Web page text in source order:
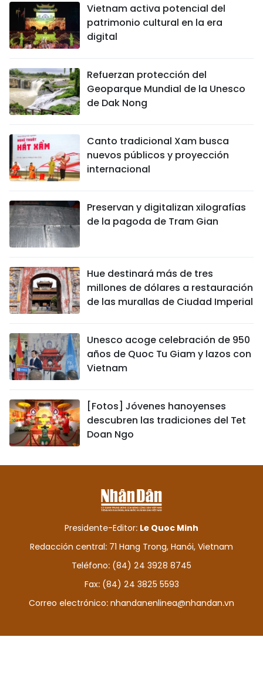
Vietnam activa potencial del
patrimonio cultural en la era
digital
Refuerzan protección del
Geoparque Mundial de la Unesco
de Dak Nong
Canto tradicional Xam busca
nuevos públicos y proyección
internacional
Preservan y digitalizan xilografías
de la pagoda de Tram Gian
Hue destinará más de tres
millones de dólares a restauración
de las murallas de Ciudad Imperial
Unesco acoge celebración de 950
años de Quoc Tu Giam y lazos con
Vietnam
[Fotos] Jóvenes hanoyenses
descubren las tradiciones del Tet
Doan Ngo
Presidente-Editor: Le Quoc Minh
Redacción central: 71 Hang Trong, Hanói, Vietnam
Teléfono: (84) 24 3928 8745
Fax: (84) 24 3825 5593
Correo electrónico: nhandanenlinea@nhandan.vn